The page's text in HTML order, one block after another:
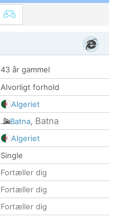
43 år gammel
Alvorligt forhold
Algeriet
Batna, Batna
Algeriet
Single
Fortæller dig
Fortæller dig
Fortæller dig